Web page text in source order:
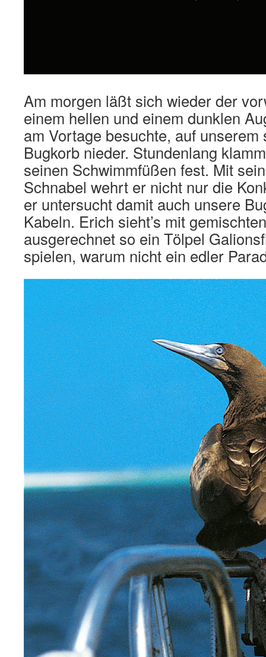
Am morgen läßt sich wieder der
einem hellen und einem dunklen
am Vortage besuchte, auf unserem
Bugkorb nieder. Stundenlang
seinen Schwimmfüßen fest. Mit
Schnabel wehrt er nicht nur die
er untersucht damit auch unsere
Kabeln. Erich sieht’s mit
ausgerechnet so ein Tölpel
spielen, warum nicht ein edler